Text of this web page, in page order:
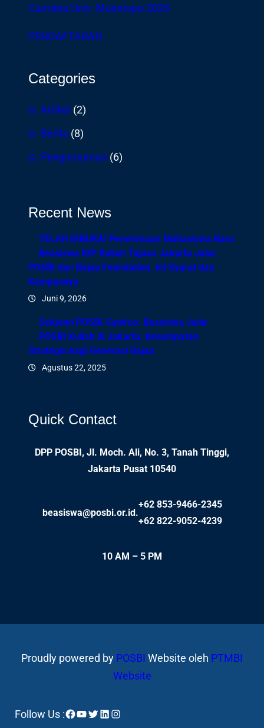
Camaba Univ. Moestopo 2025
PENDAFTARAN
Categories
Artikel (2)
Berita (8)
Pengumuman (6)
Recent News
TELAH DIBUKA! Penerimaan Mahasiswa Baru
Beasiswa KIP Kuliah Tujuan Jakarta Jalur
POSBI dan Bajau Foundation. Ini Syarat dan
Kampusnya
Juni 9, 2026
Sekjend POSBI Sunirco: Beasiswa Jalur
POSBI Kuliah di Jakarta, Kesempatan
Strategis bagi Generasi Bajau
Agustus 22, 2025
Quick Contact
DPP POSBI, Jl. Moch. Ali, No. 3, Tanah Tinggi,
Jakarta Pusat 10540
beasiswa@posbi.or.id.
+62 853-9466-2345
+62 822-9052-4239
10 AM – 5 PM
Proudly powered by POSBI Website oleh PTMBI
Website
Follow Us :Facebook
YouTube
Twitter
LinkedIn
Instagram